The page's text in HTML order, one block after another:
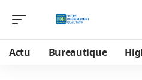
Actu Bureautique